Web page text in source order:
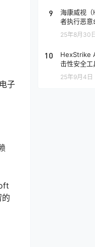
子
9
海康威视
者执行恶意
25年8月30日
10
HexStrike
击性安全
25年9月4日